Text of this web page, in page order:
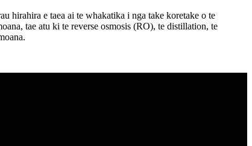
hirahira e taea ai te whakatika i nga take koretake o te
tae atu ki te reverse osmosis (RO), te distillation, te